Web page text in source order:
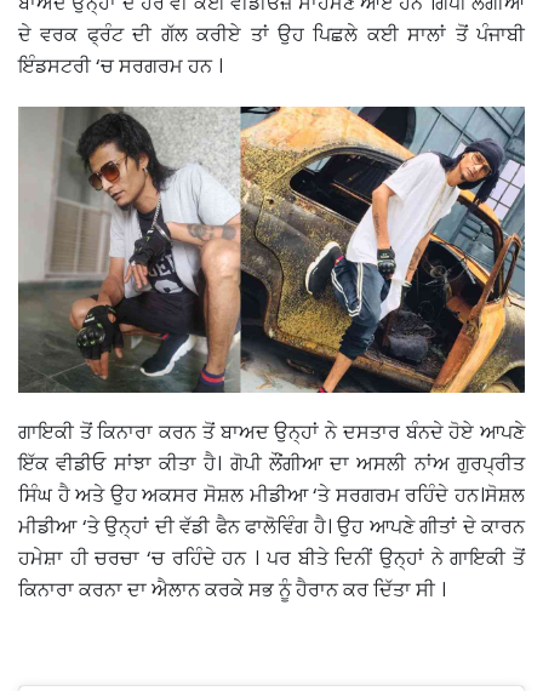
ਦੇ ਵਰਕ ਫ੍ਰੰਟ ਦੀ ਗੱਲ ਕਰੀਏ ਤਾਂ ਉਹ ਪਿਛਲੇ ਕਈ ਸਾਲਾਂ ਤੋਂ ਪੰਜਾਬੀ
ਇੰਡਸਟਰੀ ‘ਚ ਸਰਗਰਮ ਹਨ ।
ਗਾਇਕੀ ਤੋਂ ਕਿਨਾਰਾ ਕਰਨ ਤੋਂ ਬਾਅਦ ਉਨ੍ਹਾਂ ਨੇ ਦਸਤਾਰ ਬੰਨਦੇ ਹੋਏ ਆਪਣੇ
ਇੱਕ ਵੀਡੀਓ ਸਾਂਝਾ ਕੀਤਾ ਹੈ। ਗੋਪੀ ਲੌਂਗੀਆ ਦਾ ਅਸਲੀ ਨਾਂਅ ਗੁਰਪ੍ਰੀਤ
ਸਿੰਘ ਹੈ ਅਤੇ ਉਹ ਅਕਸਰ ਸੋਸ਼ਲ ਮੀਡੀਆ ‘ਤੇ ਸਰਗਰਮ ਰਹਿੰਦੇ ਹਨ।ਸੋਸ਼ਲ
ਮੀਡੀਆ ‘ਤੇ ਉਨ੍ਹਾਂ ਦੀ ਵੱਡੀ ਫੈਨ ਫਾਲੋਵਿੰਗ ਹੈ। ਉਹ ਆਪਣੇ ਗੀਤਾਂ ਦੇ ਕਾਰਨ
ਹਮੇਸ਼ਾ ਹੀ ਚਰਚਾ ‘ਚ ਰਹਿੰਦੇ ਹਨ । ਪਰ ਬੀਤੇ ਦਿਨੀਂ ਉਨ੍ਹਾਂ ਨੇ ਗਾਇਕੀ ਤੋਂ
ਕਿਨਾਰਾ ਕਰਨਾ ਦਾ ਐਲਾਨ ਕਰਕੇ ਸਭ ਨੂੰ ਹੈਰਾਨ ਕਰ ਦਿੱਤਾ ਸੀ ।